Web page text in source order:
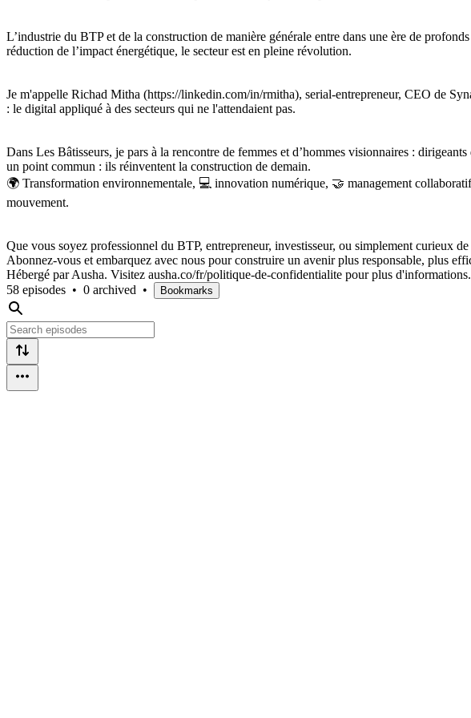
L’industrie du BTP et de la construction de manière générale entre dans une ère de
réduction de l’impact énergétique, le secteur est en pleine révolution.
Je m'appelle Richad Mitha (https://linkedin.com/in/rmitha), serial-entrepreneur, CEO de
: le digital appliqué à des secteurs qui ne l'attendaient pas.
Dans Les Bâtisseurs, je pars à la rencontre de femmes et d’hommes visionnaires :
un point commun : ils réinventent la construction de demain.
🌍 Transformation environnementale, 💻 innovation numérique, 🤝 management
mouvement.
Que vous soyez professionnel du BTP, entrepreneur, investisseur, ou simplement curieux
Abonnez-vous et embarquez avec nous pour construire un avenir plus responsable, plus
Hébergé par Ausha. Visitez ausha.co/fr/politique-de-confidentialite pour plus d'informations.
58 episodes • 0 archived • Bookmarks